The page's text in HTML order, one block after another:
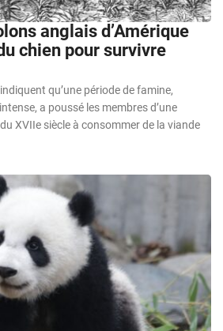
anglais d’Amérique
chien pour survivre
qu’une période de famine,
a poussé les membres d’une
XVIIe siècle à consommer de la viande